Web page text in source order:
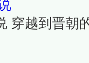
穿越到晋朝